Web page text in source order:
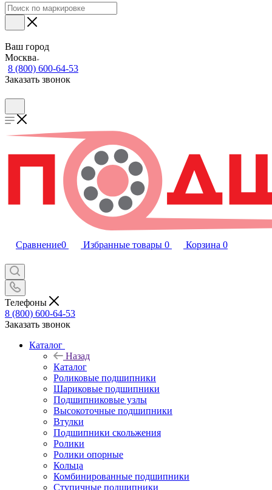
Ваш город
Москва
8 (800) 600-64-53
Заказать звонок
Сравнение0 Избранные товары 0 Корзина 0
Телефоны
8 (800) 600-64-53
Заказать звонок
Каталог
Назад
Каталог
Роликовые подшипники
Шариковые подшипники
Подшипниковые узлы
Высокоточные подшипники
Втулки
Подшипники скольжения
Ролики
Ролики опорные
Кольца
Комбинированные подшипники
Ступичные подшипники